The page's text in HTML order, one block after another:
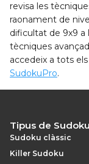
revisa les
raonament de
dificultat de 9x9 a
tècniques
accedeix a tots
SudokuPro.
Tipus de Sudoku
Sudoku clàssic
Killer Sudoku